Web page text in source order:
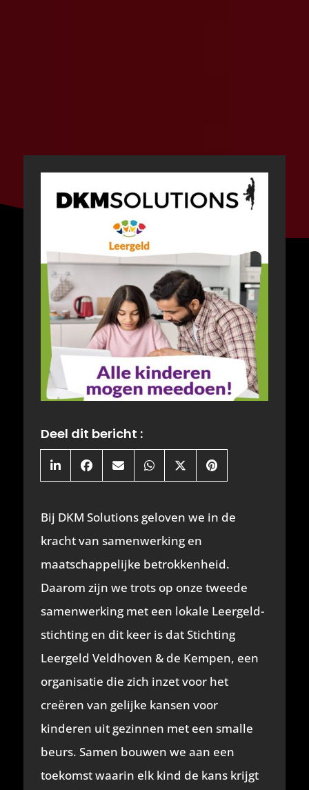
Deel dit bericht :
Share
on
Share
on
Share
on
Share
on
Share
on
Share
on
Bij DKM Solutions geloven we in de
kracht van samenwerking en
maatschappelijke betrokkenheid.
Daarom zijn we trots op onze tweede
samenwerking met een lokale Leergeld-
stichting en dit keer is dat Stichting
Leergeld Veldhoven & de Kempen, een
organisatie die zich inzet voor het
creëren van gelijke kansen voor
kinderen uit gezinnen met een smalle
beurs. Samen bouwen we aan een
toekomst waarin elk kind de kans krijgt